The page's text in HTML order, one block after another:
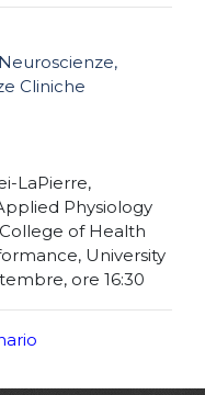
Cliniche
LaPierre,
Physiology
of Health
University
ore 16:30